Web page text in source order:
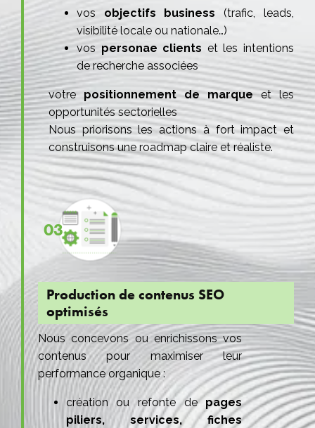
vos objectifs business (trafic, leads,
visibilité locale ou nationale…)
vos personae clients et les intentions
de recherche associées
votre positionnement de marqueet les
opportunités sectorielles
Nous priorisons les actions à fort impact et
construisons une roadmap claire et réaliste.
03
Production de contenus SEO
optimisés
Nous concevons ou enrichissons vos
contenus pour maximiser leur
performance organique :
création ou refonte depages
piliers, services, fiches